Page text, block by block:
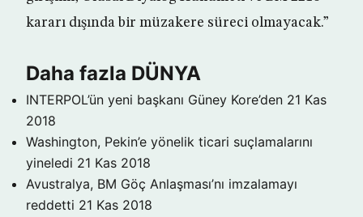
kararı dışında bir müzakere süreci olmayacak.”
Daha fazla DÜNYA
INTERPOL’ün yeni başkanı Güney Kore’den 21 Kas
2018
Washington, Pekin’e yönelik ticari suçlamalarını
yineledi 21 Kas 2018
Avustralya, BM Göç Anlaşması’nı imzalamayı
reddetti 21 Kas 2018